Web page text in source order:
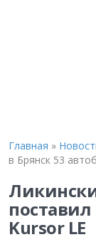
Главная »
в Брянск 53
поставил
Kursor LE